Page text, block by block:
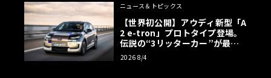
ニュース＆トピックス
【世界初公開】アウディ新型「A
2 e-tron」プロトタイプ登場。
伝説の“3リッターカー”が最高
効率エントリーBEVとして復活
【画像38枚】
2026 8/4